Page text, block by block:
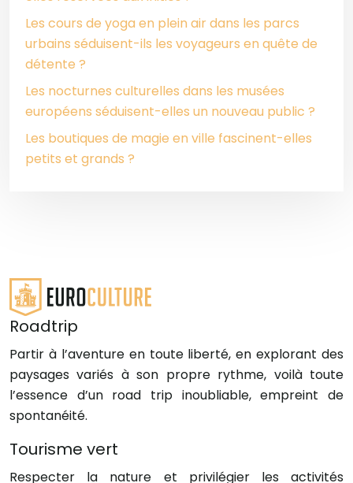
Les cours de yoga en plein air dans les parcs
urbains séduisent-ils les voyageurs en quête de
détente ?
Les nocturnes culturelles dans les musées
européens séduisent-elles un nouveau public ?
Les boutiques de magie en ville fascinent-elles
petits et grands ?
Roadtrip
Partir à l’aventure en toute liberté, en explorant des
paysages variés à son propre rythme, voilà toute
l’essence d’un road trip inoubliable, empreint de
spontanéité.
Tourisme vert
Respecter la nature et privilégier les activités